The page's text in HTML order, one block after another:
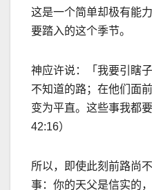
这是一个简单却极有能
要踏入的这个季节。
神应许说：「我要引瞎
不知道的路；在他们面
变为平直。这些事我都
42:16）
所以，即使此刻前路尚
事：你的天父是信实的